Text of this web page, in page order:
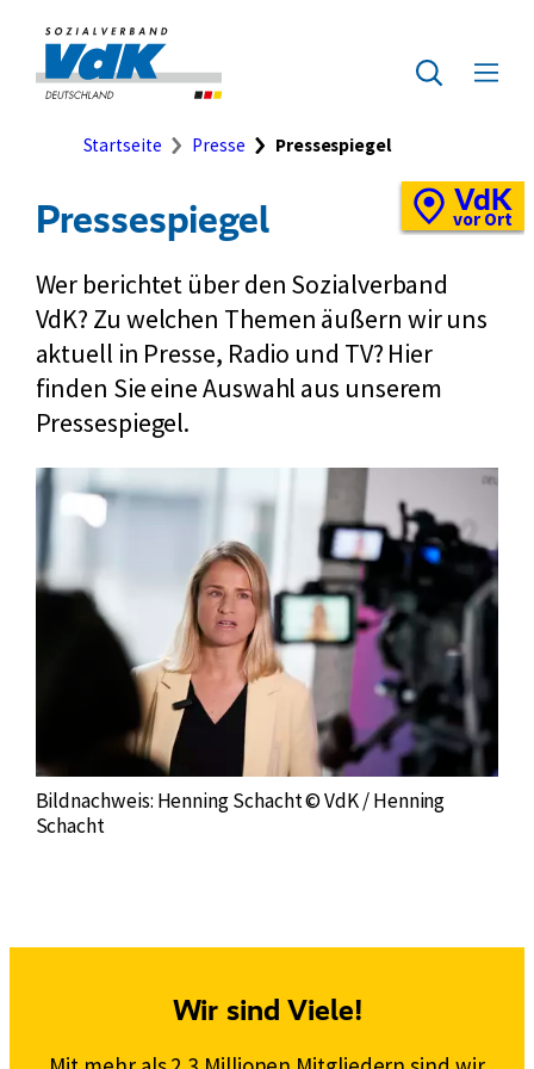
Seiteninhalt
springen
Zur
Startseite
des
Zur
Suche
Menü
Ort-
VdK
vor Ort
Brotkrumennavigation
Startseite Presse Pressespiegel
Pressespiegel
Wer berichtet über den Sozialverband
VdK? Zu welchen Themen äußern wir uns
aktuell in Presse, Radio und TV? Hier
finden Sie eine Auswahl aus unserem
Pressespiegel.
Bildnachweis: Henning Schacht © VdK / Henning
Schacht
Wir sind Viele!